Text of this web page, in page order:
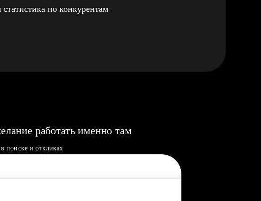
по конкурентам
работать именно там
поиске и откликах